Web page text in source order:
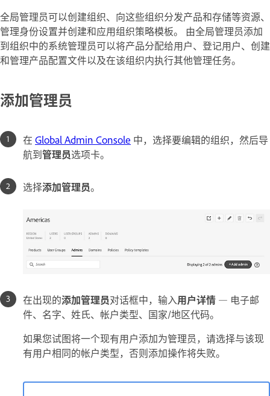
全局管理员可以创建组织、向这些组织分发产品和存储等资源、
管理身份设置并创建和应用组织策略模板。 由全局管理员添加
到组织中的系统管理员可以将产品分配给用户、登记用户、创建
和管理产品配置文件以及在该组织内执行其他管理任务。
添加管理员
在 Global Admin Console 中，选择要编辑的组织，然后导
航到管理员选项卡。
选择添加管理员。
在出现的添加管理员对话框中，输入用户详情 — 电子邮
件、名字、姓氏、帐户类型、国家/地区代码。
如果您试图将一个现有用户添加为管理员，请选择与该现
有用户相同的帐户类型，否则添加操作将失败。